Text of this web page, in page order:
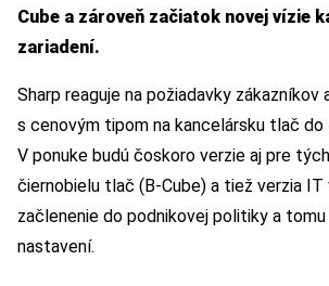
Cube a zároveň začiatok novej vízie
zariadení.
Sharp reaguje na požiadavky zákazníkov
s cenovým tipom na kancelársku tlač do
V ponuke budú čoskoro verzie aj pre
čiernobielu tlač (B-Cube) a tiež verzia IT
začlenenie do podnikovej politiky a
nastavení.